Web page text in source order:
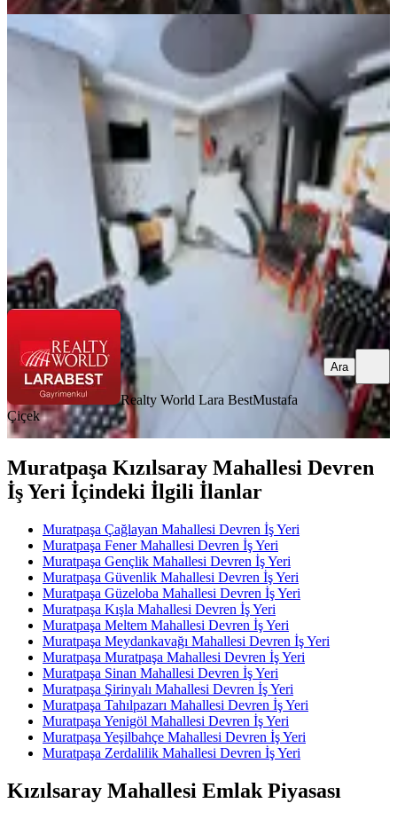
Şirinyalıda Devren Kiralık Güzellik
Merkezi
Muratpaşa, Şirinyalı Mahallesi
5+ Oda
120 m² · Düz Giriş (Zemin)
Realty World Lara BestMustafa Çiçek
Ara
Realty World Lara BestMustafa
Çiçek
Ara
Muratpaşa Kızılsaray Mahallesi Devren
İş Yeri İçindeki İlgili İlanlar
Muratpaşa Çağlayan Mahallesi Devren İş Yeri
Muratpaşa Fener Mahallesi Devren İş Yeri
Muratpaşa Gençlik Mahallesi Devren İş Yeri
Muratpaşa Güvenlik Mahallesi Devren İş Yeri
Muratpaşa Güzeloba Mahallesi Devren İş Yeri
Muratpaşa Kışla Mahallesi Devren İş Yeri
Muratpaşa Meltem Mahallesi Devren İş Yeri
Muratpaşa Meydankavağı Mahallesi Devren İş Yeri
Muratpaşa Muratpaşa Mahallesi Devren İş Yeri
Muratpaşa Sinan Mahallesi Devren İş Yeri
Muratpaşa Şirinyalı Mahallesi Devren İş Yeri
Muratpaşa Tahılpazarı Mahallesi Devren İş Yeri
Muratpaşa Yenigöl Mahallesi Devren İş Yeri
Muratpaşa Yeşilbahçe Mahallesi Devren İş Yeri
Muratpaşa Zerdalilik Mahallesi Devren İş Yeri
Kızılsaray Mahallesi Emlak Piyasası